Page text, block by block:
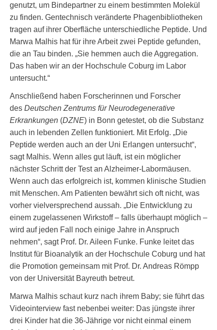
genutzt, um Bindepartner zu einem bestimmten Molekül
zu finden. Gentechnisch veränderte Phagenbibliotheken
tragen auf ihrer Oberfläche unterschiedliche Peptide. Und
Marwa Malhis hat für ihre Arbeit zwei Peptide gefunden,
die an Tau binden. „Sie hemmen auch die Aggregation.
Das haben wir an der Hochschule Coburg im Labor
untersucht.“
Anschließend haben Forscherinnen und Forscher
des Deutschen Zentrums für Neurodegenerative
Erkrankungen (DZNE) in Bonn getestet, ob die Substanz
auch in lebenden Zellen funktioniert. Mit Erfolg. „Die
Peptide werden auch an der Uni Erlangen untersucht“,
sagt Malhis. Wenn alles gut läuft, ist ein möglicher
nächster Schritt der Test an Alzheimer-Labormäusen.
Wenn auch das erfolgreich ist, kommen klinische Studien
mit Menschen. Am Patienten bewährt sich oft nicht, was
vorher vielversprechend aussah. „Die Entwicklung zu
einem zugelassenen Wirkstoff – falls überhaupt möglich –
wird auf jeden Fall noch einige Jahre in Anspruch
nehmen“, sagt Prof. Dr. Aileen Funke. Funke leitet das
Institut für Bioanalytik an der Hochschule Coburg und hat
die Promotion gemeinsam mit Prof. Dr. Andreas Römpp
von der Universität Bayreuth betreut.
Marwa Malhis schaut kurz nach ihrem Baby; sie führt das
Videointerview fast nebenbei weiter: Das jüngste ihrer
drei Kinder hat die 36-Jährige vor nicht einmal einem